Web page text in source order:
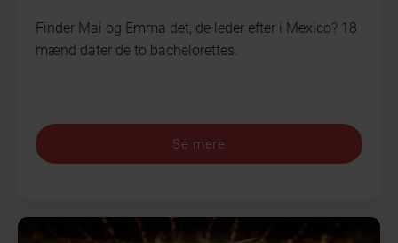
Finder Mai og Emma det, de leder efter i Mexico? 18
mænd dater de to bachelorettes.
Se mere